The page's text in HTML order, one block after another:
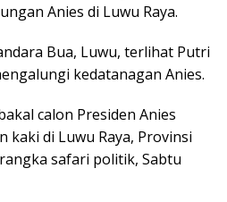
Anies di Luwu Raya.
Bua, Luwu, terlihat Putri
kedatanagan Anies.
calon Presiden Anies
kaki di Luwu Raya, Provinsi
safari politik, Sabtu